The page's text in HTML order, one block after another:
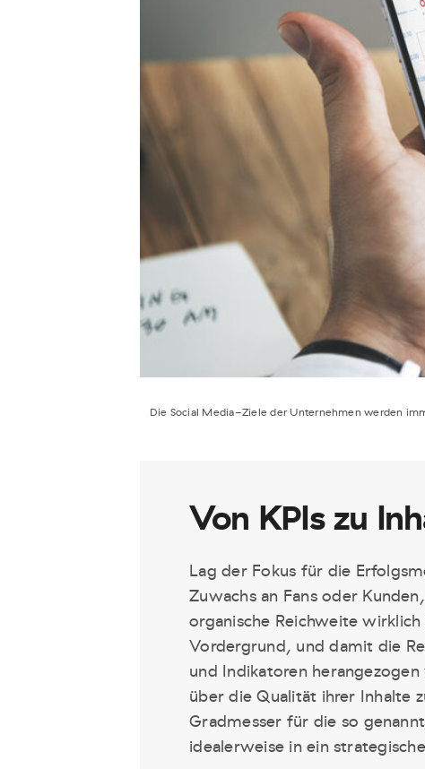
Die Social Media-Ziele der Unternehmen werden
Von KPIs zu
Lag der Fokus für die
Zuwachs an Fans oder
organische Reichweite
Vordergrund, und damit die
und Indikatoren
über die Qualität ihrer Inhalte
Gradmesser für die so
idealerweise in ein